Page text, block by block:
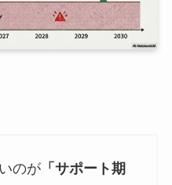
のが「サポート期